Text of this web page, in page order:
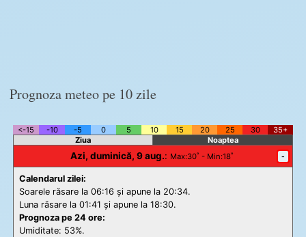
Prognoza meteo pe 10 zile
<-15 -10 -5 0 5 10 15 20 25 30
35+
Ziua
Noaptea
Azi, duminică, 9 aug.: Max:30˚ - Min:18˚ -
Calendarul zilei:
Soarele răsare la 06:16 și apune la 20:34.
Luna răsare la 01:41 și apune la 18:30.
Prognoza pe 24 ore:
Umiditate: 53%.